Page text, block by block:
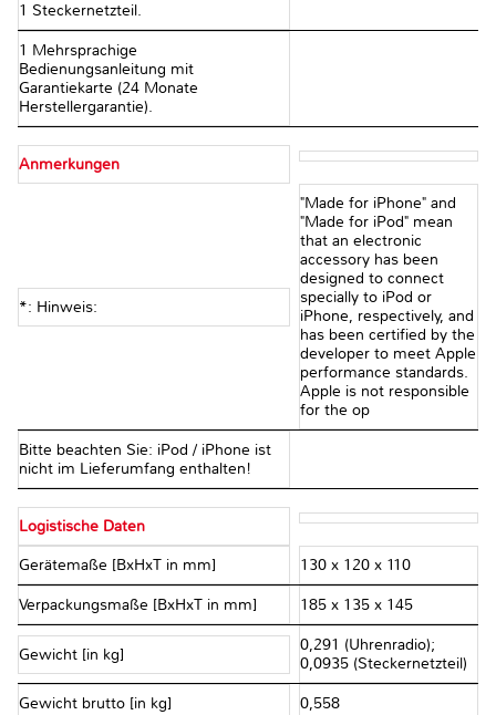
1 Steckernetzteil.
1 Mehrsprachige
Bedienungsanleitung mit
Garantiekarte (24 Monate
Herstellergarantie).
Anmerkungen
*: Hinweis:
"Made for iPhone" and
"Made for iPod" mean
that an electronic
accessory has been
designed to connect
specially to iPod or
iPhone, respectively, and
has been certified by the
developer to meet Apple
performance standards.
Apple is not responsible
for the op
Bitte beachten Sie: iPod / iPhone ist
nicht im Lieferumfang enthalten!
Logistische Daten
Gerätemaße [BxHxT in mm] 130 x 120 x 110
Verpackungsmaße [BxHxT in mm] 185 x 135 x 145
Gewicht [in kg]
0,291 (Uhrenradio);
0,0935 (Steckernetzteil)
Gewicht brutto [in kg] 0,558